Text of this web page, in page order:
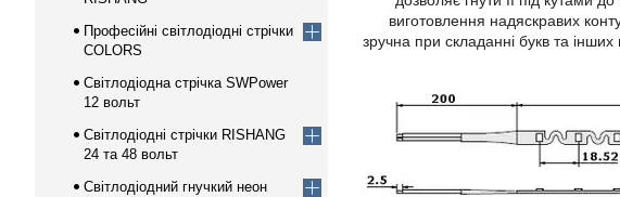
виготовлення надяскравих
зручна при складанні букв та
Професійні світлодіодні стрічки
COLORS
Світлодіодна стрічка SWPower
12 вольт
Світлодіодні стрічки RISHANG
24 та 48 вольт
Світлодіодний гнучкий неон